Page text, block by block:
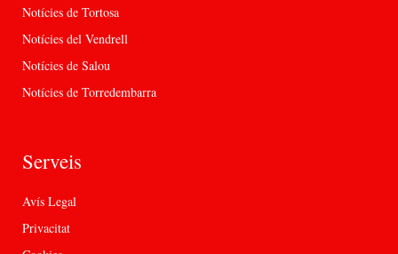
Notícies de Tortosa
Notícies del Vendrell
Notícies de Salou
Notícies de Torredembarra
Serveis
Avís Legal
Privacitat